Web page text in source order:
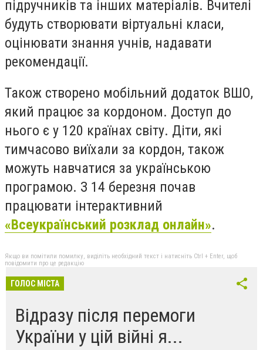
підручників та інших матеріалів. Вчителі
будуть створювати віртуальні класи,
оцінювати знання учнів, надавати
рекомендації.
Також створено мобільний додаток ВШО,
який працює за кордоном. Доступ до
нього є у 120 країнах світу. Діти, які
тимчасово виїхали за кордон, також
можуть навчатися за українською
програмою. З 14 березня почав
працювати інтерактивний
«Всеукраїнський розклад онлайн».
Якщо ви помітили помилку, виділіть необхідний текст і натисніть Ctrl + Enter, щоб
повідомити про це редакцію
ГОЛОС МІСТА
Відразу після перемоги
України у цій війні я...